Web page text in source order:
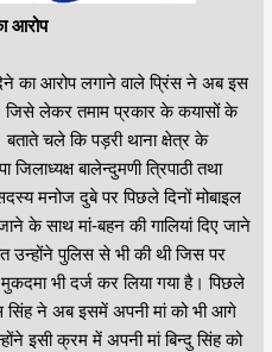
आरोप
देने का आरोप लगाने वाले प्रिंस ने अब इस
जिसे लेकर तमाम प्रकार के कयासों के
चले कि पड़री थाना क्षेत्र के
बालेन्दुमणी त्रिपाठी तथा
मनोज दुबे पर पिछले दिनों मोबाइल
के साथ मां-बहन की गालियां दिए जाने
उन्होंने पुलिस से भी की थी जिस पर
भी दर्ज कर लिया गया है। पिछले
ने अब इसमें अपनी मां को भी आगे
इसी क्रम में अपनी मां बिन्दु सिंह को